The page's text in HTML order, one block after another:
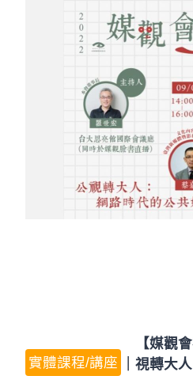
實體課程/講座
【媒觀
視轉大